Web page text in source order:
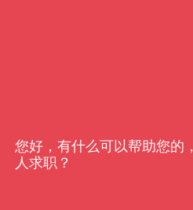
您好，有什么可以帮助您的
人求职？